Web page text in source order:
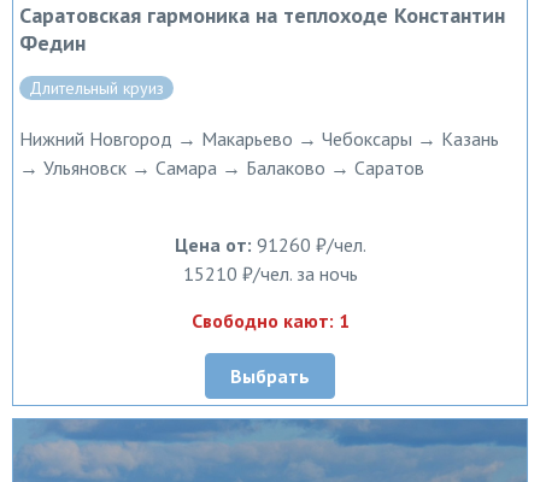
Саратовская гармоника на теплоходе Константин
Федин
Длительный круиз
Нижний Новгород → Макарьево → Чебоксары → Казань
→ Ульяновск → Самара → Балаково → Саратов
Цена от: 91260 ₽/чел.
15210 ₽/чел. за ночь
Свободно кают: 1
Выбрать